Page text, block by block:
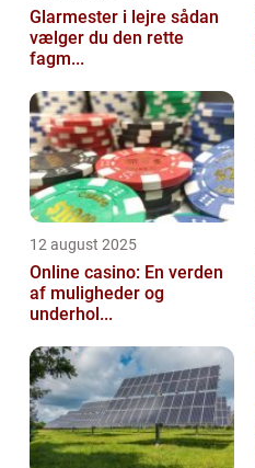
Glarmester i lejre sådan
vælger du den rette
fagm...
12 august 2025
Online casino: En verden
af muligheder og
underhol...